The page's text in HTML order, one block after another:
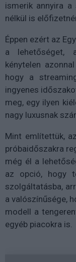
ismerik annyira
nélkül is
Éppen ezért az
a lehetőséget,
kénytelen
hogy a
ingyenes
meg, egy ilyen
nagy luxusnak
Mint említettük,
próbaidőszakra
még él a
az opció, hogy
szolgáltatásba,
a valószínűsége,
modell a
egyéb piacokra is.